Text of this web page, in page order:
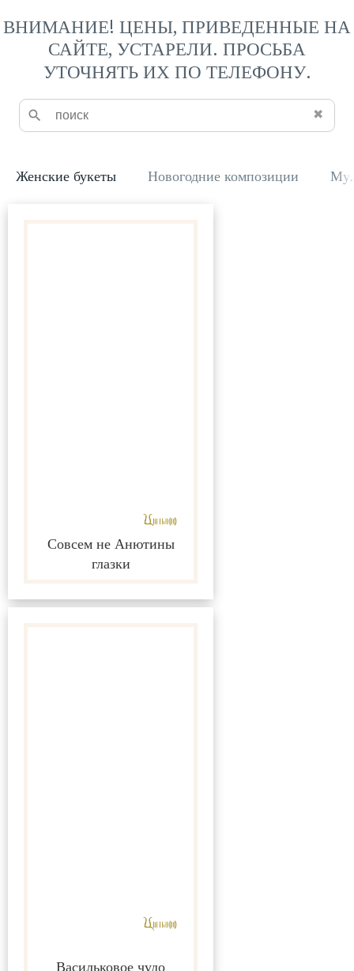
ВНИМАНИЕ! ЦЕНЫ, ПРИВЕДЕННЫЕ НА
САЙТЕ, УСТАРЕЛИ. ПРОСЬБА
УТОЧНЯТЬ ИХ ПО ТЕЛЕФОНУ.
✖
Женские букеты Новогодние композиции
Совсем не Анютины
глазки
Васильковое чудо